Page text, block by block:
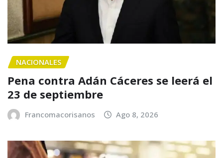
NACIONALES
Pena contra Adán Cáceres se leerá el
23 de septiembre
Francomacorisanos Ago 8, 2026